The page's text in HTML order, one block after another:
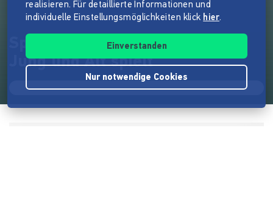
Spielecafé der Generationen -
Jung und Alt spielt
realisieren. Für detaillierte Informationen und
individuelle Einstellungsmöglichkeiten klick hier.
Einverstanden
Nur notwendige Cookies